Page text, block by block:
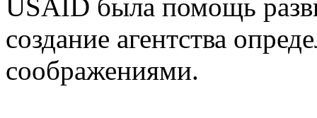
USAID была помощь
создание агентства
соображениями.